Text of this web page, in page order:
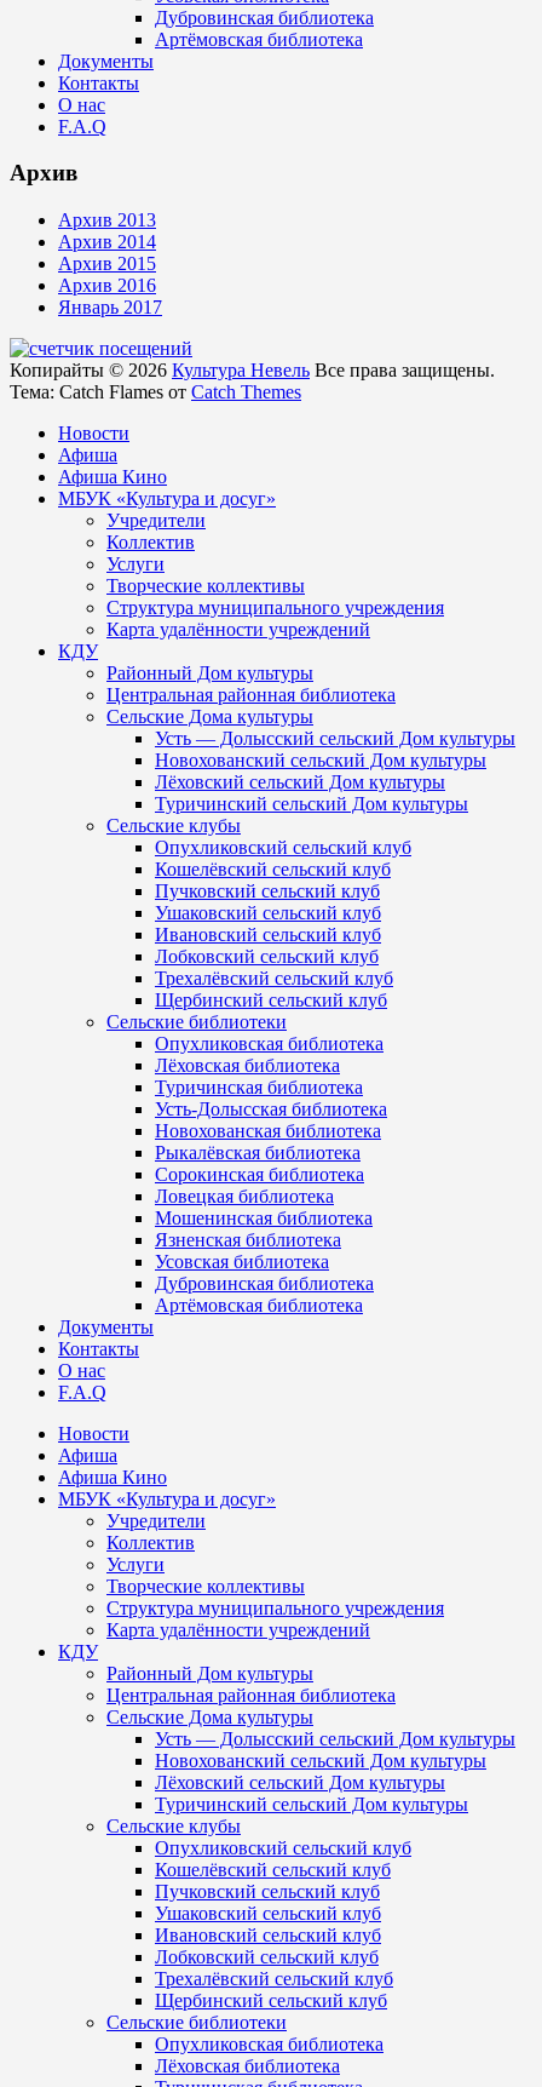
Дубровинская библиотека
Артёмовская библиотека
Документы
Контакты
О нас
F.A.Q
Архив
Архив 2013
Архив 2014
Архив 2015
Архив 2016
Январь 2017
Копирайты © 2026 Культура Невель Все права защищены.
Тема: Catch Flames от Catch Themes
Новости
Афиша
Афиша Кино
МБУК «Культура и досуг»
Учредители
Коллектив
Услуги
Творческие коллективы
Структура муниципального учреждения
Карта удалённости учреждений
КДУ
Районный Дом культуры
Центральная районная библиотека
Сельские Дома культуры
Усть — Долысский сельский Дом культуры
Новохованский сельский Дом культуры
Лёховский сельский Дом культуры
Туричинский сельский Дом культуры
Сельские клубы
Опухликовский сельский клуб
Кошелёвский сельский клуб
Пучковский сельский клуб
Ушаковский сельский клуб
Ивановский сельский клуб
Лобковский сельский клуб
Трехалёвский сельский клуб
Щербинский сельский клуб
Сельские библиотеки
Опухликовская библиотека
Лёховская библиотека
Туричинская библиотека
Усть-Долысская библиотека
Новохованская библиотека
Рыкалёвская библиотека
Сорокинская библиотека
Ловецкая библиотека
Мошенинская библиотека
Язненская библиотека
Усовская библиотека
Дубровинская библиотека
Артёмовская библиотека
Документы
Контакты
О нас
F.A.Q
Новости
Афиша
Афиша Кино
МБУК «Культура и досуг»
Учредители
Коллектив
Услуги
Творческие коллективы
Структура муниципального учреждения
Карта удалённости учреждений
КДУ
Районный Дом культуры
Центральная районная библиотека
Сельские Дома культуры
Усть — Долысский сельский Дом культуры
Новохованский сельский Дом культуры
Лёховский сельский Дом культуры
Туричинский сельский Дом культуры
Сельские клубы
Опухликовский сельский клуб
Кошелёвский сельский клуб
Пучковский сельский клуб
Ушаковский сельский клуб
Ивановский сельский клуб
Лобковский сельский клуб
Трехалёвский сельский клуб
Щербинский сельский клуб
Сельские библиотеки
Опухликовская библиотека
Лёховская библиотека